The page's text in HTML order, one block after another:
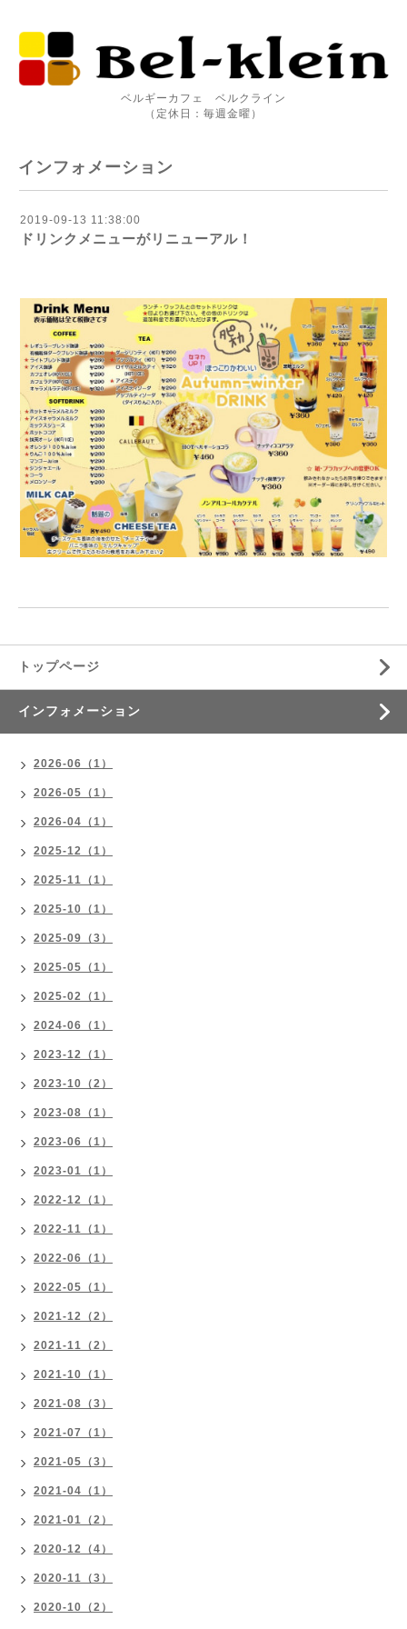
ベルギーカフェ ベルクライン
（定休日：毎週金曜）
インフォメーション
2019-09-13 11:38:00
ドリンクメニューがリニューアル！
トップページ
インフォメーション
2026-06（1）
2026-05（1）
2026-04（1）
2025-12（1）
2025-11（1）
2025-10（1）
2025-09（3）
2025-05（1）
2025-02（1）
2024-06（1）
2023-12（1）
2023-10（2）
2023-08（1）
2023-06（1）
2023-01（1）
2022-12（1）
2022-11（1）
2022-06（1）
2022-05（1）
2021-12（2）
2021-11（2）
2021-10（1）
2021-08（3）
2021-07（1）
2021-05（3）
2021-04（1）
2021-01（2）
2020-12（4）
2020-11（3）
2020-10（2）